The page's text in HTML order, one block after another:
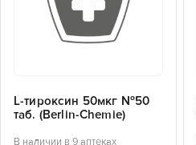
L-тироксин 50мкг №50
таб. (Berlin-Chemie)
В наличии в 9 аптеках